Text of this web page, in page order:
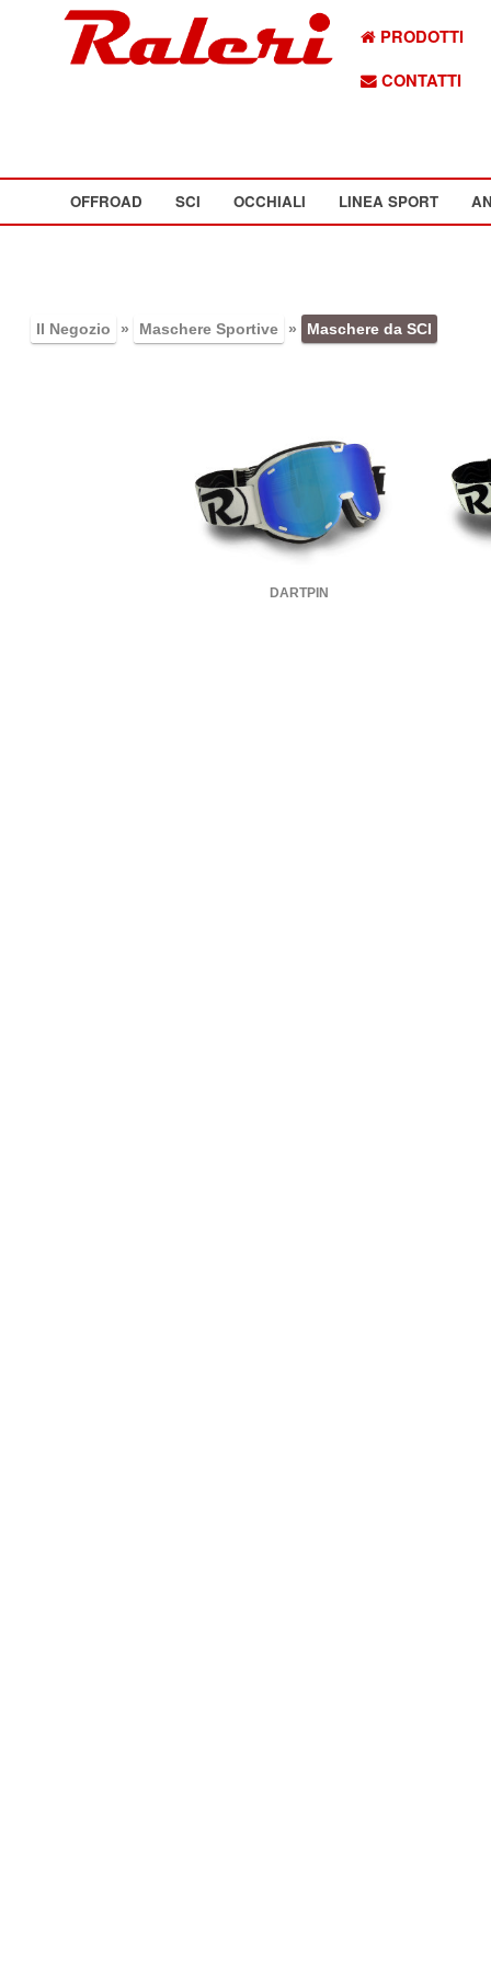
PRODOTTI
CONTATTI
OFFROAD SCI OCCHIALI LINEA SPORT
Il Negozio » Maschere Sportive » Maschere da SCI
DARTPIN